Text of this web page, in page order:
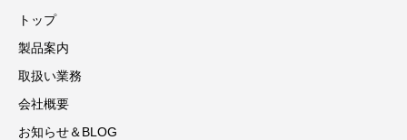
トップ
製品案内
取扱い業務
会社概要
お知らせ＆BLOG